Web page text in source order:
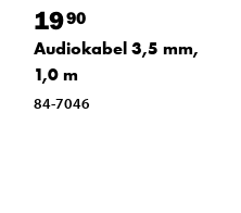
1990
Audiokabel 3,5 mm,
1,0 m
84-7046